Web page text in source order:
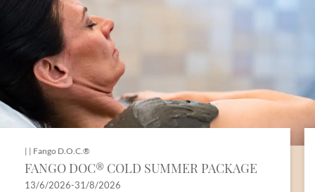
Deux bornes de recharge pour voitures électriques
Riche programme d’animations hebdomadaire avec
des activités aquatiques et des concerts en soirée
| | Fango D.O.C.®
FANGO DOC® COLD SUMMER PACKAGE
13/6/2026-31/8/2026